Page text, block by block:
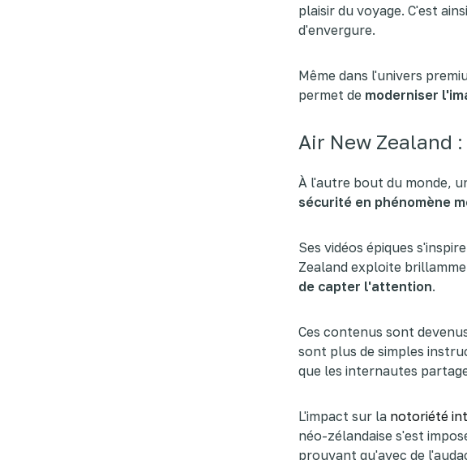
plaisir du voyage. C'est
d'envergure.
Même dans l'univers
permet de moderniser
Air New Zealand
À l'autre bout du monde,
sécurité en phénomène
Ses vidéos épiques
Zealand exploite
de capter l'attention.
Ces contenus sont
sont plus de simples
que les internautes
L'impact sur la notoriété
néo-zélandaise s'est
prouvant qu'avec de